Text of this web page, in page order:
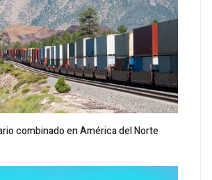
combinado en América del Norte